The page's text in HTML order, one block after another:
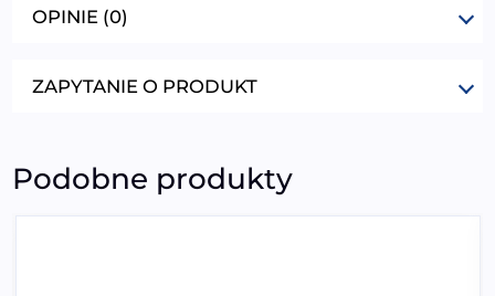
OPINIE (0)
ZAPYTANIE O PRODUKT
Podobne produkty